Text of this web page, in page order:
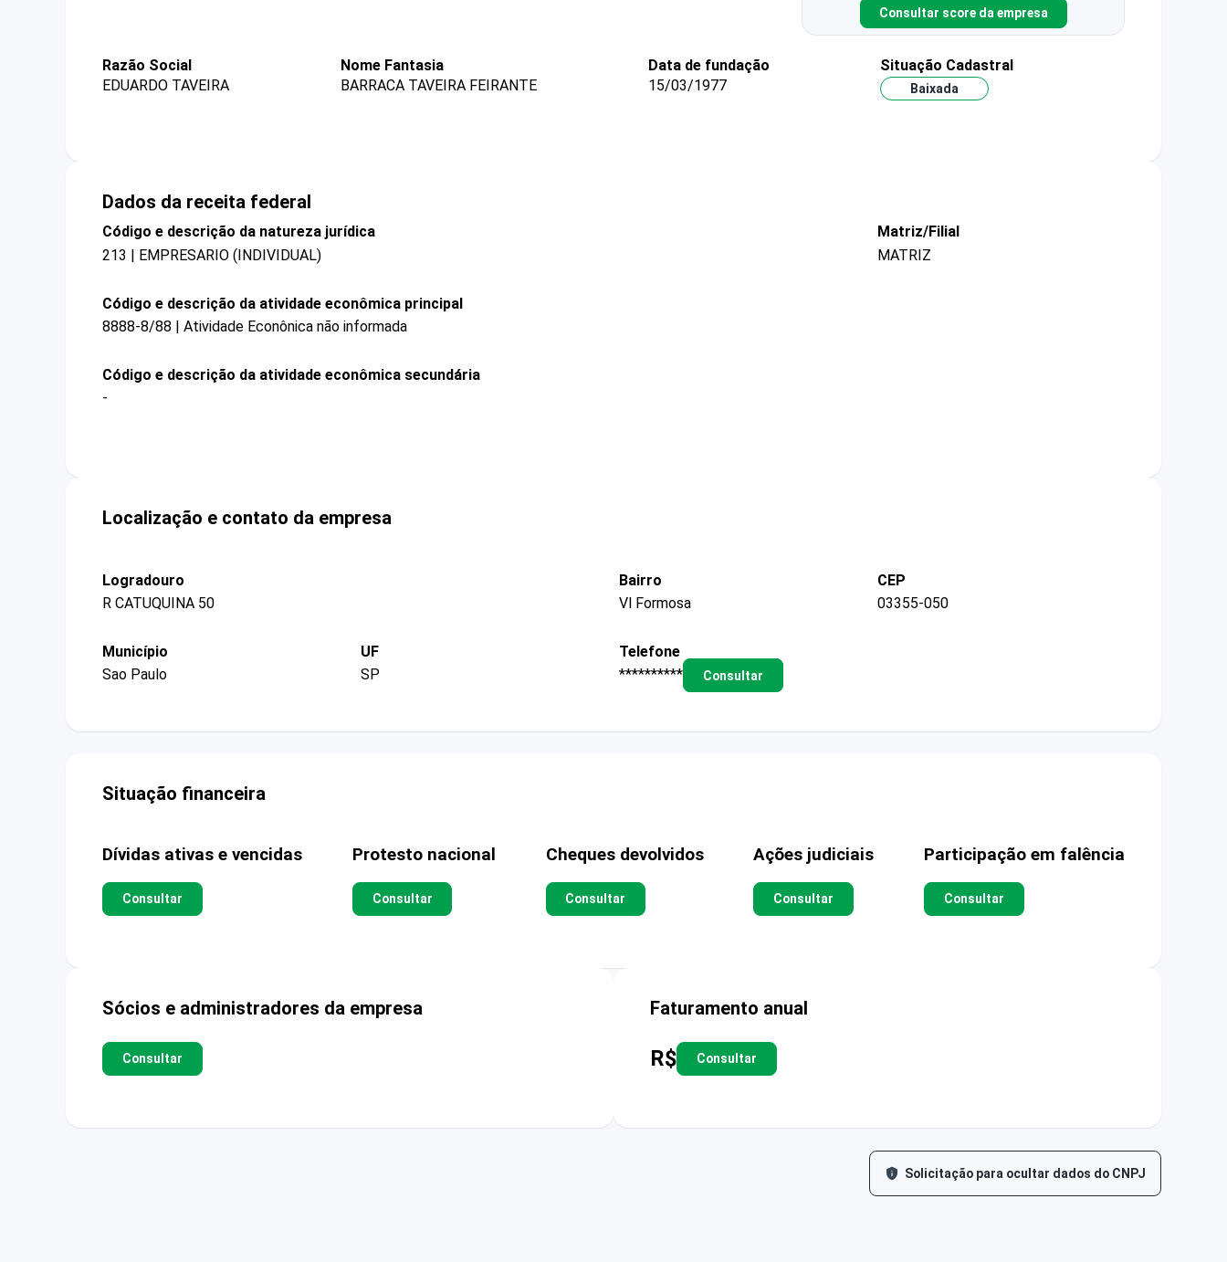
Consultar score da empresa
Razão Social
EDUARDO TAVEIRA
Nome Fantasia
BARRACA TAVEIRA FEIRANTE
Data de fundação
15/03/1977
Situação Cadastral
Baixada
Dados da receita federal
Código e descrição da natureza jurídica
213 | EMPRESARIO (INDIVIDUAL)
Matriz/Filial
MATRIZ
Código e descrição da atividade econômica principal
8888-8/88 | Atividade Econônica não informada
Código e descrição da atividade econômica secundária
-
Localização e contato da empresa
Logradouro
R CATUQUINA 50
Bairro
Vl Formosa
CEP
03355-050
Município
Sao Paulo
UF
SP
Telefone
**********
Consultar
Situação financeira
Dívidas ativas e vencidas
Consultar
Protesto nacional
Consultar
Cheques devolvidos
Consultar
Ações judiciais
Consultar
Participação em falência
Consultar
Sócios e administradores da empresa
Consultar
Faturamento anual
R$ Consultar
Solicitação para ocultar dados do CNPJ